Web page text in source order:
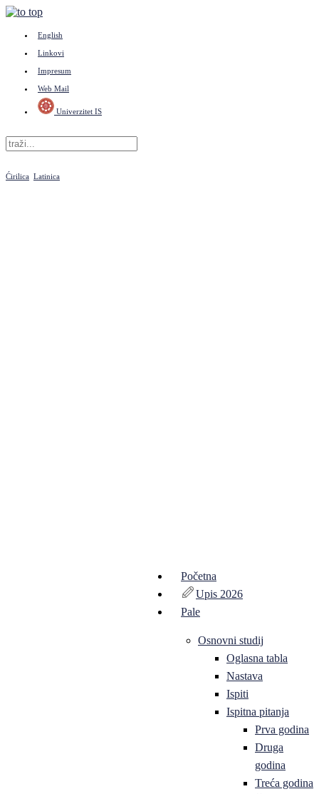
English
Linkovi
Impresum
Web Mail
Univerzitet IS
Ćirilica Latinica
Početna
Upis 2026
Pale
Osnovni studij
Oglasna tabla
Nastava
Ispiti
Ispitna pitanja
Prva godina
Druga
godina
Treća godina